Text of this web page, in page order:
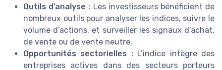
Outils d’analyse : Les investisseurs bénéficient de
nombreux outils pour analyser les indices, suivre le
volume d’actions, et surveiller les signaux d’achat,
de vente ou de vente neutre.
Opportunités sectorielles :L’indice intègre des
entreprises actives dans des secteurs porteurs